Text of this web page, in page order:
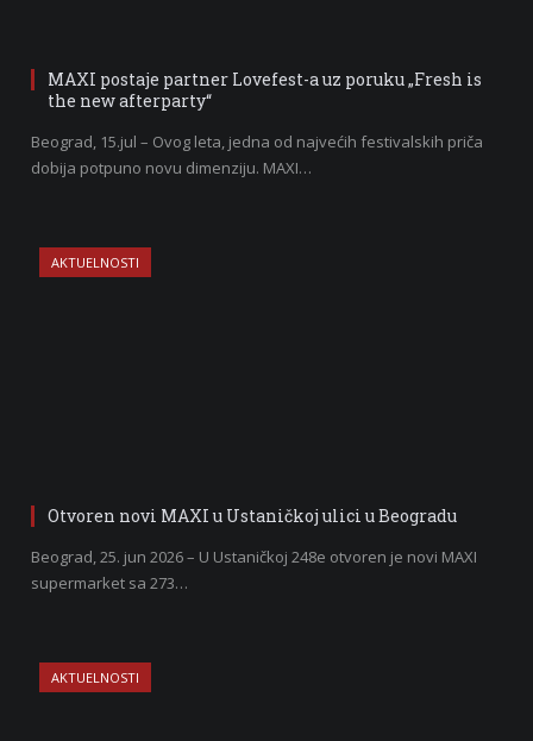
MAXI postaje partner Lovefest-a uz poruku „Fresh is
the new afterparty“
Beograd, 15.jul – Ovog leta, jedna od najvećih festivalskih priča
dobija potpuno novu dimenziju. MAXI…
AKTUELNOSTI
Otvoren novi MAXI u Ustaničkoj ulici u Beogradu
Beograd, 25. jun 2026 – U Ustaničkoj 248e otvoren je novi MAXI
supermarket sa 273…
AKTUELNOSTI